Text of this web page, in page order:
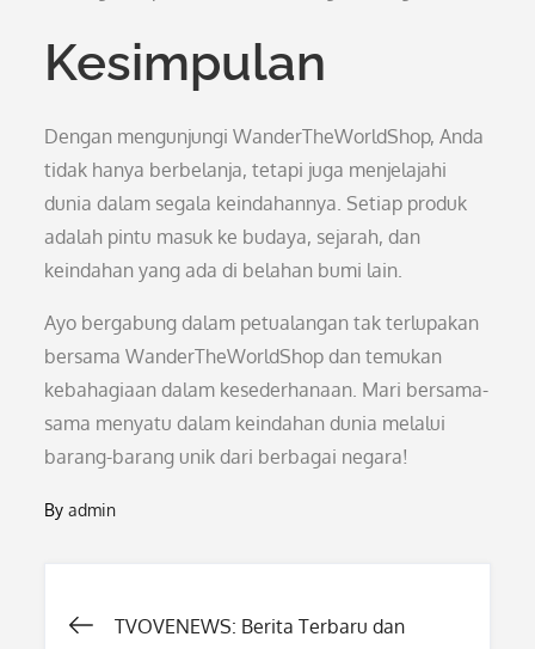
Kesimpulan
Dengan mengunjungi WanderTheWorldShop, Anda
tidak hanya berbelanja, tetapi juga menjelajahi
dunia dalam segala keindahannya. Setiap produk
adalah pintu masuk ke budaya, sejarah, dan
keindahan yang ada di belahan bumi lain.
Ayo bergabung dalam petualangan tak terlupakan
bersama WanderTheWorldShop dan temukan
kebahagiaan dalam kesederhanaan. Mari bersama-
sama menyatu dalam keindahan dunia melalui
barang-barang unik dari berbagai negara!
Byadmin
Post
TVOVENEWS: Berita Terbaru dan